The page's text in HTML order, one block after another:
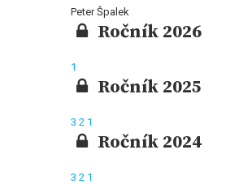
Peter Špalek
Ročník 2026
1
Ročník 2025
3 2 1
Ročník 2024
3 2 1